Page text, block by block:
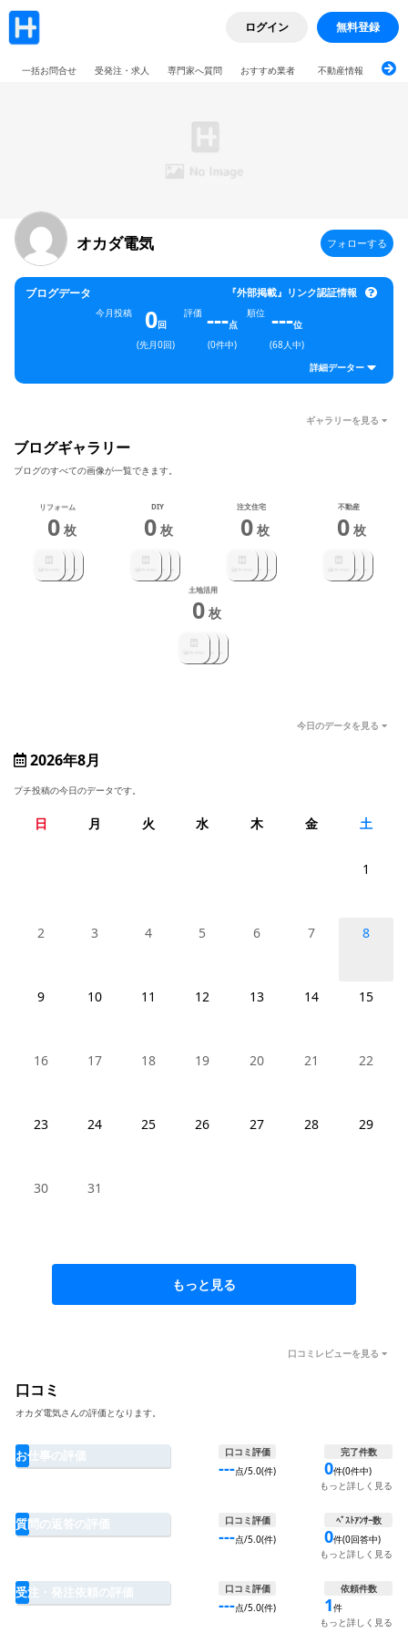
ログイン 無料登録
一括お問合せ 受発注・求人 専門家へ質問 おすすめ業者 不動産情報 ブログ
オカダ電気 フォローする
ブログデータ 『外部掲載』リンク認証情報
今月投稿 0回
(先月0回)
評価 ---点
(0件中)
順位 ---位
(68人中)
詳細データー
ギャラリーを見る
ブログギャラリー
ブログのすべての画像が一覧できます。
リフォーム
0 枚
DIY
0 枚
注文住宅
0 枚
不動産
0 枚
土地活用
0 枚
今日のデータを見る
2026年8月
プチ投稿の今日のデータです。
日 月 火 水 木 金 土
1
2 3 4 5 6 7 8
9 10 11 12 13 14 15
16 17 18 19 20 21 22
23 24 25 26 27 28 29
30 31
もっと見る
口コミレビューを見る
口コミ
オカダ電気さんの評価となります。
お仕事の評価 口コミ評価
---点/5.0(件)
完了件数
0件(0件中)
もっと詳しく見る
質問の返答の評価 口コミ評価
---点/5.0(件)
ﾍﾞｽﾄｱﾝｻｰ数
0件(0回答中)
もっと詳しく見る
受注・発注依頼の評価 口コミ評価
---点/5.0(件)
依頼件数
1件
もっと詳しく見る